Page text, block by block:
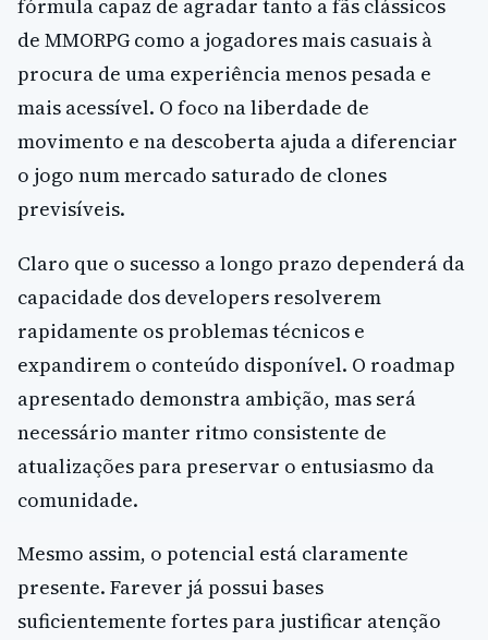
fórmula capaz de agradar tanto a fãs clássicos
de MMORPG como a jogadores mais casuais à
procura de uma experiência menos pesada e
mais acessível. O foco na liberdade de
movimento e na descoberta ajuda a diferenciar
o jogo num mercado saturado de clones
previsíveis.
Claro que o sucesso a longo prazo dependerá da
capacidade dos developers resolverem
rapidamente os problemas técnicos e
expandirem o conteúdo disponível. O roadmap
apresentado demonstra ambição, mas será
necessário manter ritmo consistente de
atualizações para preservar o entusiasmo da
comunidade.
Mesmo assim, o potencial está claramente
presente. Farever já possui bases
suficientemente fortes para justificar atenção